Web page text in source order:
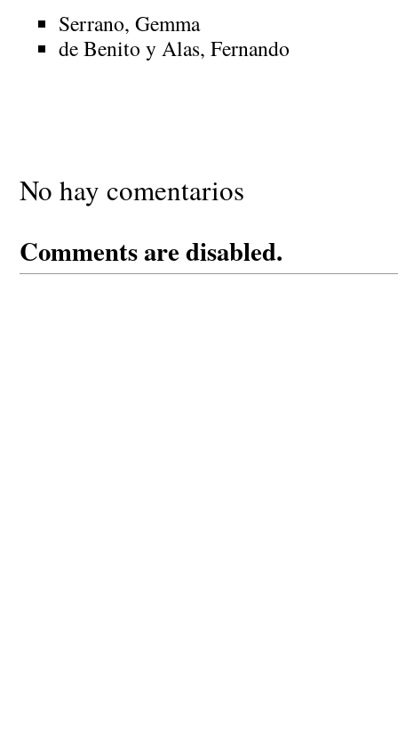
Serrano, Gemma
de Benito y Alas, Fernando
No hay comentarios
Comments are disabled.